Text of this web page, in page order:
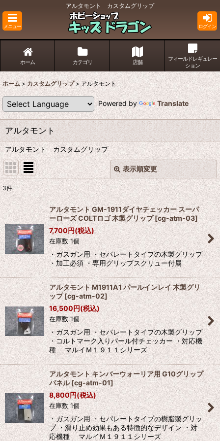
アルタモント カスタムグリップ
メニュー ログイン
ホーム カテゴリ 店舗
フィールドレギュレー
ション
ホーム > カスタムグリップ > アルタモント
Powered by Translate
アルタモント
アルタモント カスタムグリップ
表示順変更
表示数:
並び順:
絞り込む
閉じる
3件
アルタモント GM-1911ダイヤチェッカー スーパ
ーローズ COLTロゴ 木製グリップ [cg-atm-03]
7,700円(税込)
在庫数 1個
・ガスガン用 ・セパレートタイプの木製グリップ
・加工必須 ・専用グリップスクリュー付属
アルタモント M1911A1 パールインレイ 木製グリ
ップ [cg-atm-02]
16,500円(税込)
在庫数 1個
・ガスガン用 ・セパレートタイプの木製グリップ
・コルトマーク入りパール付チェッカー ・対応機
種 マルイＭ１９１１シリーズ
アルタモント キンバーウォーリア用 G10グリップ
パネル[cg-atm-01]
8,800円(税込)
在庫数 1個
・ガスガン用 ・セパレートタイプの樹脂製グリッ
プ ・滑り止め効果もある特徴的なデザイン ・対
応機種 マルイＭ１９１１シリーズ